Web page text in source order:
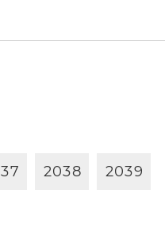
37 2038 2039